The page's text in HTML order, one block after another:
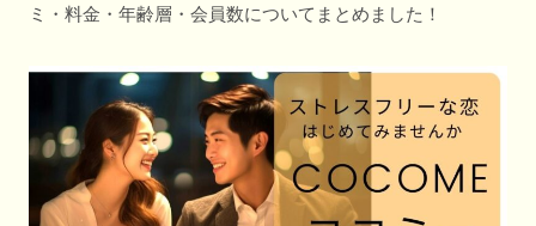
ミ・料金・年齢層・会員数についてまとめました！